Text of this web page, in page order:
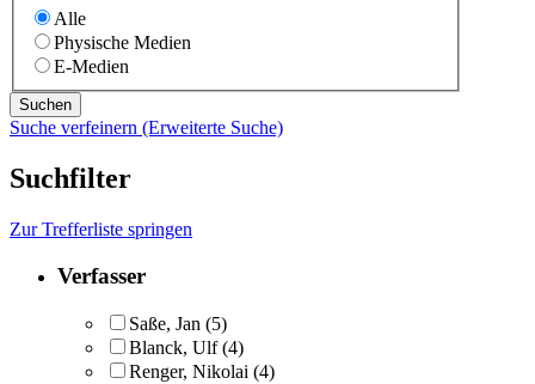
Alle
Physische Medien
E-Medien
Suche verfeinern (Erweiterte Suche)
Suchfilter
Zur Trefferliste springen
Verfasser
Saße, Jan (5)
Blanck, Ulf (4)
Renger, Nikolai (4)